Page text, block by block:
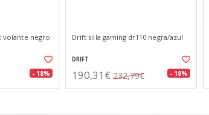
volante negro
- 18%
Drift silla gaming dr110 negra/azul
DRIFT
190,31€ 232,79€ - 18%